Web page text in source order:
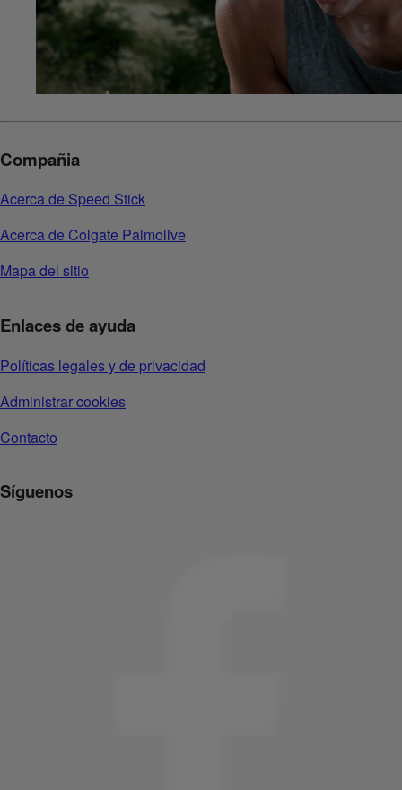
Compañia
Acerca de Speed Stick
Acerca de Colgate Palmolive
Mapa del sitio
Enlaces de ayuda
Políticas legales y de privacidad
Administrar cookies
Contacto
Síguenos